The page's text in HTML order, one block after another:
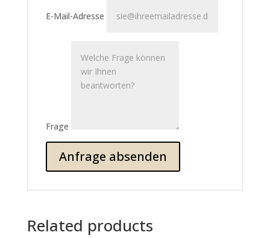
E-Mail-Adresse
Frage
Related products